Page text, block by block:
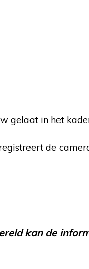
gelaat in het
de
kan de